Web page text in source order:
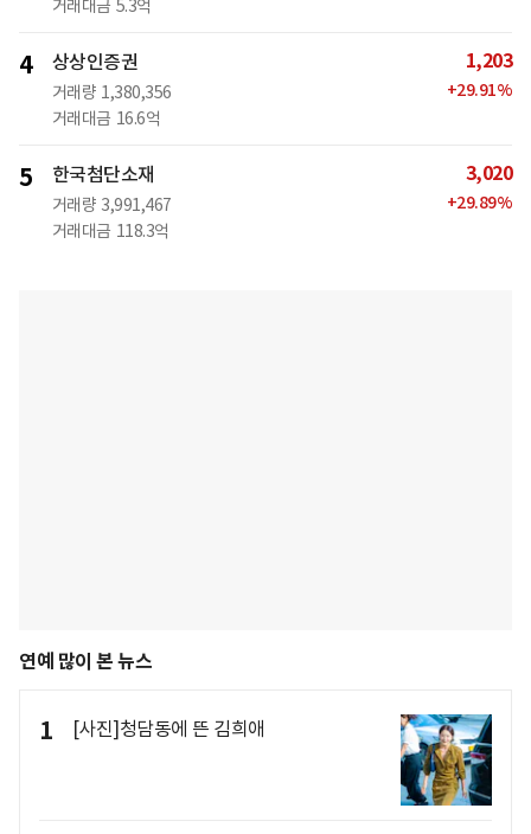
거래대금 5.3억
4 상상인증권
거래량 1,380,356
거래대금 16.6억
1,203
+29.91%
5 한국첨단소재
거래량 3,991,467
거래대금 118.3억
3,020
+29.89%
연예 많이 본 뉴스
1 [사진]청담동에 뜬 김희애